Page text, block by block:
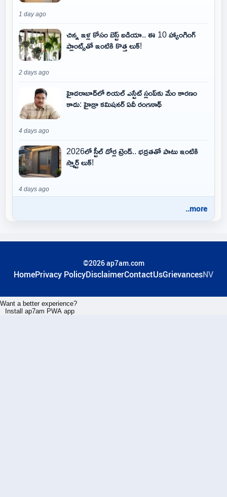
1 day ago
చిన్న ఇళ్ల కోసం బెస్ట్ ఐడియా.. ఈ 10 హ్యాంగింగ్
ప్లాంట్స్‌తో ఇంటికి కొత్త లుక్!
2 days ago
హైదరాబాద్‌లో రియల్ ఎస్టేట్ స్లంప్‌కు మేం కారణం
కాదు: హైడ్రా కమిషనర్ ఏవీ రంగనాథ్
4 days ago
2026లో స్టీల్ డోర్ల ట్రెండ్.. భద్రతతో పాటు ఇంటికి
స్మార్ట్ లుక్!
4 days ago
..more
©2026 ap7am.com
HomePrivacy PolicyDisclaimerContactUsGrievancesNV
Want a better experience?
Install ap7am PWA app